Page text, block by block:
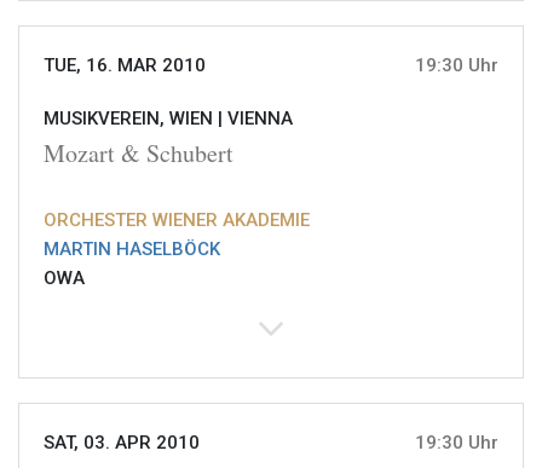
TUE, 16. MAR 2010 19:30 Uhr
MUSIKVEREIN, WIEN | VIENNA
Mozart & Schubert
ORCHESTER WIENER AKADEMIE
MARTIN HASELBÖCK
OWA
SAT, 03. APR 2010 19:30 Uhr